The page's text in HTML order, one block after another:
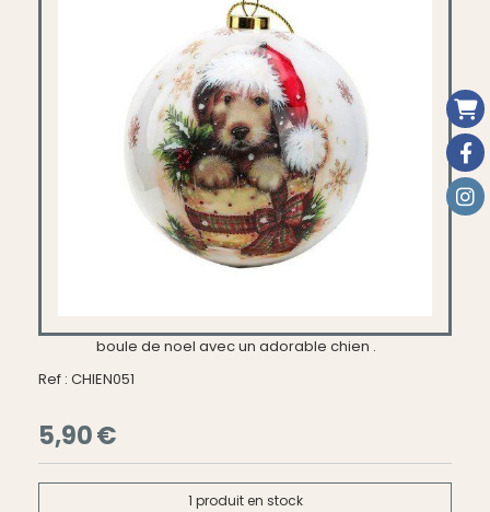
boule de noel avec un adorable chien .
Ref : CHIEN051
5,90€
1 produit en stock